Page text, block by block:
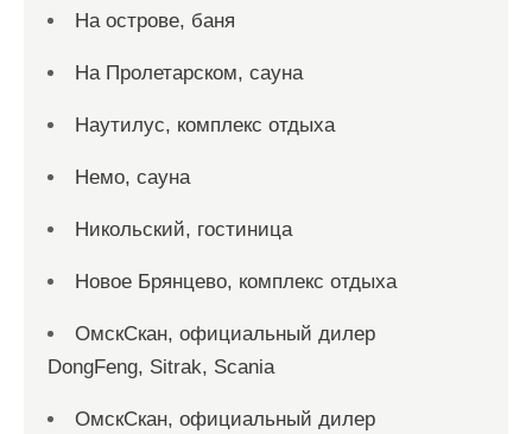
На острове, баня
На Пролетарском, сауна
Наутилус, комплекс отдыха
Немо, сауна
Никольский, гостиница
Новое Брянцево, комплекс отдыха
ОмскСкан, официальный дилер
DongFeng, Sitrak, Scania
ОмскСкан, официальный дилер